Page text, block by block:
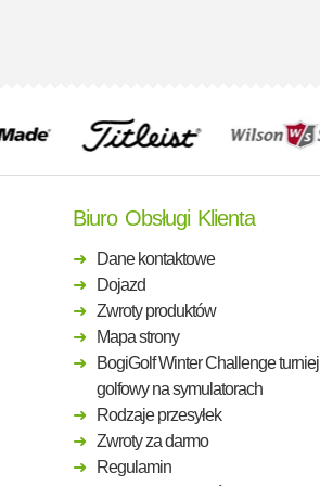
Biuro Obsługi Klienta
Dane kontaktowe
Dojazd
Zwroty produktów
Mapa strony
BogiGolf Winter Challenge turniej
golfowy na symulatorach
Rodzaje przesyłek
Zwroty za darmo
Regulamin